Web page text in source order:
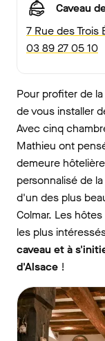
Caveau
7 Rue des
03 89 27 05 10
Pour profiter de
de vous installer
Avec cinq
Mathieu ont
demeure
personnalisé de
d'un des plus
Colmar. Les
les plus
caveau et à
d'Alsace !